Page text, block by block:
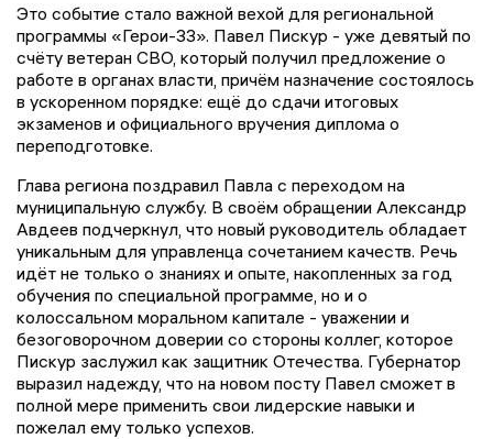
Это событие стало важной вехой для региональной
программы «Герои-33». Павел Пискур - уже девятый по
счёту ветеран СВО, который получил предложение о
работе в органах власти, причём назначение состоялось
в ускоренном порядке: ещё до сдачи итоговых
экзаменов и официального вручения диплома о
переподготовке.
Глава региона поздравил Павла с переходом на
муниципальную службу. В своём обращении Александр
Авдеев подчеркнул, что новый руководитель обладает
уникальным для управленца сочетанием качеств. Речь
идёт не только о знаниях и опыте, накопленных за год
обучения по специальной программе, но и о
колоссальном моральном капитале - уважении и
безоговорочном доверии со стороны коллег, которое
Пискур заслужил как защитник Отечества. Губернатор
выразил надежду, что на новом посту Павел сможет в
полной мере применить свои лидерские навыки и
пожелал ему только успехов.